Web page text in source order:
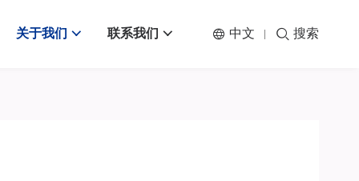
关于我们 联系我们 中文 搜索